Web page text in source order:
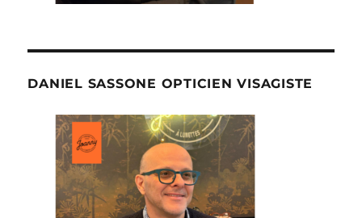
DANIEL SASSONE OPTICIEN VISAGISTE